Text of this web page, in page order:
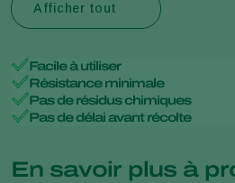
Afficher tout
Facile à utiliser
Résistance minimale
Pas de résidus chimiques
Pas de délai avant récolte
En savoir plus à